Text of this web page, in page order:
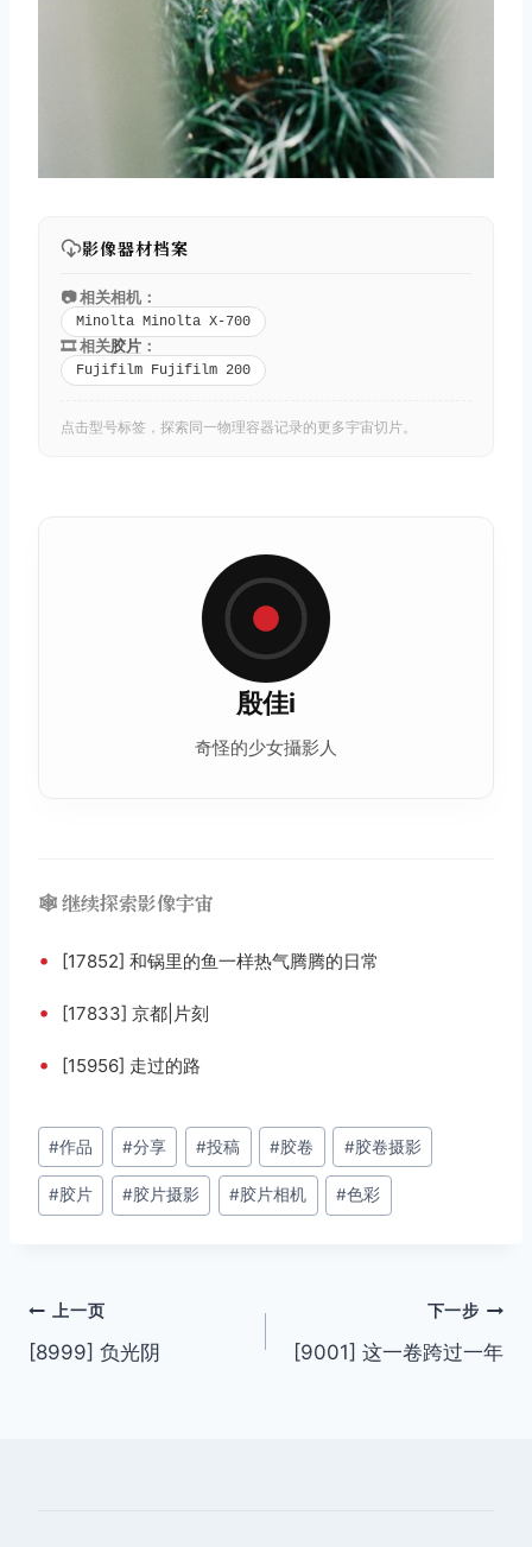
影像器材档案
📷 相关相机：
Minolta Minolta X-700
🎞️ 相关胶片 ：
Fujifilm Fujifilm 200
点击型号标签，探索同一物理容器记录的更多宇宙切片。
殷佳i
奇怪的少女攝影人
🕸️ 继续探索影像宇宙
• [17852] 和锅里的鱼一样热气腾腾的日常
• [17833] 京都|片刻
• [15956] 走过的路
文
章
标
#作品 #分享 #投稿 #胶卷 #胶卷摄影
#胶片 #胶片摄影 #胶片相机 #色彩
文
章
上一页
[8999] 负光阴
下一步
[9001] 这一卷跨过一年